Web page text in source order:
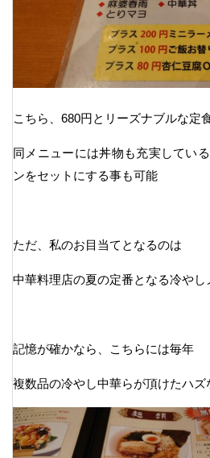
こちら、680円とリーズナブルな定
同メニューには丼物も充実してい
ンをセットにする事も可能
ただ、私のお目当てとなるのは
中華料理店の夏の定番となる冷やし
記憶が確かなら、こちらには毎年
複数品の冷やし中華らが頂けたハズ